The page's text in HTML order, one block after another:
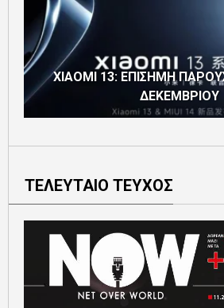
XIAOMI 13: ΕΠΙΣΗΜΗ
ΔΕΚΕΜΒΡΙΟΥ
ΤΕΛΕΥΤΑΙΟ ΤΕΥΧΟΣ